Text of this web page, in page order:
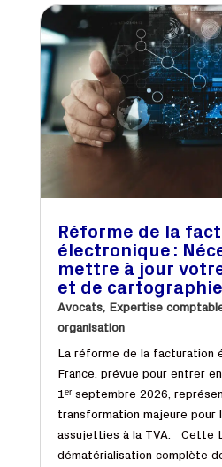
Réforme de la
électronique :
mettre à jour
et de
Avocats, Expertise
organisation
La réforme de la facturation
France, prévue pour entrer
1ᵉʳ septembre 2026,
transformation majeure pour
assujetties à la TVA. Cette
dématérialisation complète